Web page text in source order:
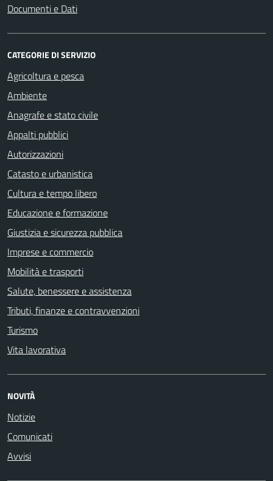
Documenti e Dati
CATEGORIE DI SERVIZIO
Agricoltura e pesca
Ambiente
Anagrafe e stato civile
Appalti pubblici
Autorizzazioni
Catasto e urbanistica
Cultura e tempo libero
Educazione e formazione
Giustizia e sicurezza pubblica
Imprese e commercio
Mobilità e trasporti
Salute, benessere e assistenza
Tributi, finanze e contravvenzioni
Turismo
Vita lavorativa
NOVITÀ
Notizie
Comunicati
Avvisi